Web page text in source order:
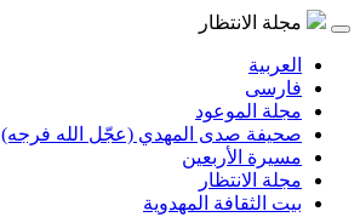
مجلة الانتظار
العربية
فارسی
مجلة الموعود
صحيفة صدى المهدي (عجّل الله فرجه)
مسيرة الأربعين
مجلة الانتظار
بيت الثقافة المهدوية